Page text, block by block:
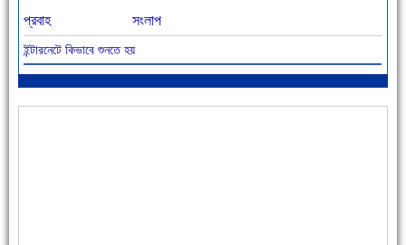
আজ বিশিষ্ট শিক্ষাবিদ এ.টি. আহমেদ হোসাইন রুশদীর ৪৬তম মৃত্যুবার্ষিকী
প্রবাহ
সংলাপ
ইন্টারনেটে কিভাবে শুনতে হয়